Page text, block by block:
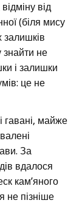
від
(біля мису
залишків
знайти не
і залишки
це не
гавані, майже
За
вдалося
кам’яного
не пізніше